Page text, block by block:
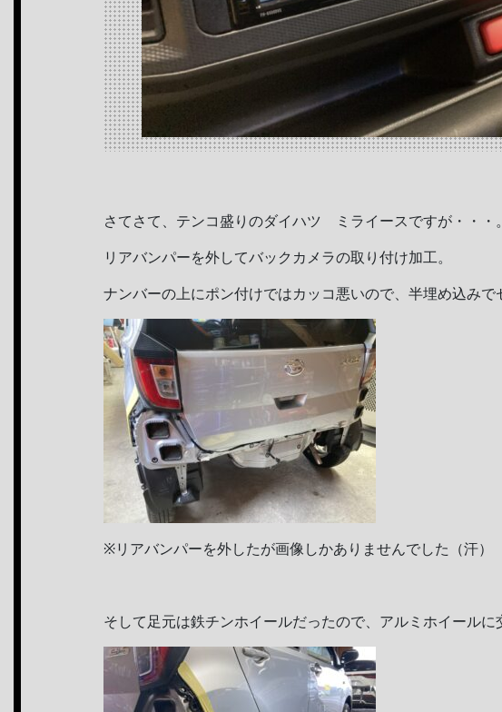
さてさて、テンコ盛りのダイハツ ミライースですが・・・。
リアバンパーを外してバックカメラの取り付け加工。
ナンバーの上にポン付けではカッコ悪いので、半埋め込み
※リアバンパーを外したが画像しかありませんでした（汗）
そして足元は鉄チンホイールだったので、アルミホイールに